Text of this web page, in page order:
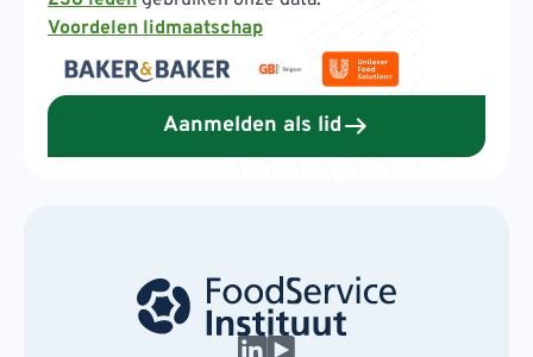
Voordelen lidmaatschap
Aanmelden als lid